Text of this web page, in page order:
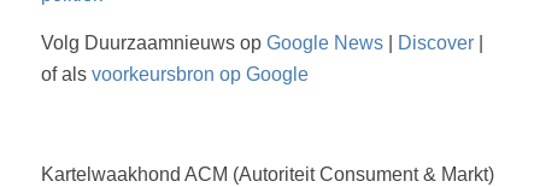
Volg Duurzaamnieuws op Google News| Discover|
of als voorkeursbron op Google
Kartelwaakhond ACM (Autoriteit Consument & Markt)